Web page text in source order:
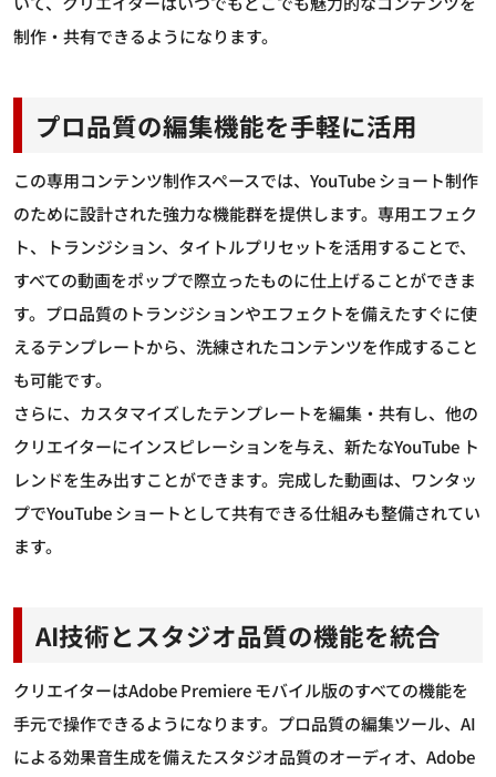
制作・共有できるようになります。
プロ品質の編集機能を手軽に活用
この専用コンテンツ制作スペースでは、YouTube ショート制作
のために設計された強力な機能群を提供します。専用エフェク
ト、トランジション、タイトルプリセットを活用することで、
すべての動画をポップで際立ったものに仕上げることができま
す。プロ品質のトランジションやエフェクトを備えたすぐに使
えるテンプレートから、洗練されたコンテンツを作成すること
も可能です。
さらに、カスタマイズしたテンプレートを編集・共有し、他の
クリエイターにインスピレーションを与え、新たなYouTube ト
レンドを生み出すことができます。完成した動画は、ワンタッ
プでYouTube ショートとして共有できる仕組みも整備されてい
ます。
AI技術とスタジオ品質の機能を統合
クリエイターはAdobe Premiere モバイル版のすべての機能を
手元で操作できるようになります。プロ品質の編集ツール、AI
による効果音生成を備えたスタジオ品質のオーディオ、Adobe